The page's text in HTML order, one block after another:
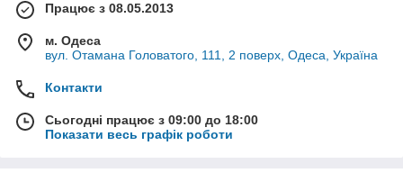
Працює з 08.05.2013
м. Одеса
вул. Отамана Головатого, 111, 2 поверх, Одеса, Україна
Контакти
Сьогодні працює з 09:00 до 18:00
Показати весь графік роботи